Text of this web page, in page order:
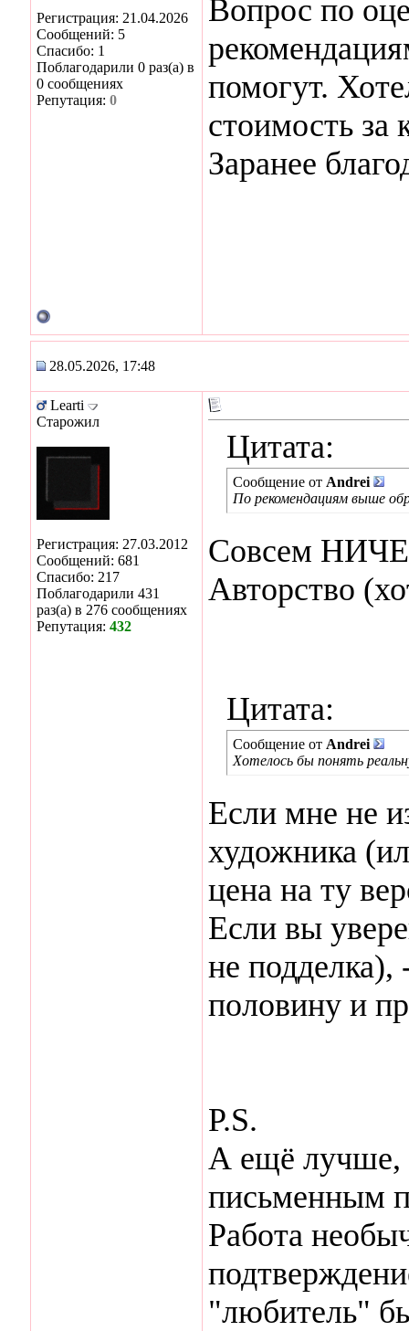
Регистрация: 21.04.2026
Сообщений: 5
Спасибо: 1
Поблагодарили 0 раз(а) в
0 сообщениях
Репутация: 0
Вопрос по
помогут.
стоимость за
Заранее
28.05.2026, 17:48
Learti
Старожил
Регистрация: 27.03.2012
Сообщений: 681
Спасибо: 217
Поблагодарили 431
раз(а) в 276 сообщениях
Репутация: 432
Цитата:
Сообщение от Andrei
По рекомендациям выше
Совсем
Авторство
Цитата:
Сообщение от Andrei
Хотелось бы понять
Если мне не
художника
цена на ту
Если вы
не
половину и
P.S.
А ещё лучше,
письменным
Работа
"любитель"